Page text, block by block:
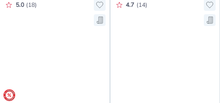
árréscsökkentés
Értékelés pontszáma:
5.0 (18)
Hozzáadás a kedvencekhez,
Mentés a bevásárló listára,
Értékelés pontszáma:
4.7 (14)